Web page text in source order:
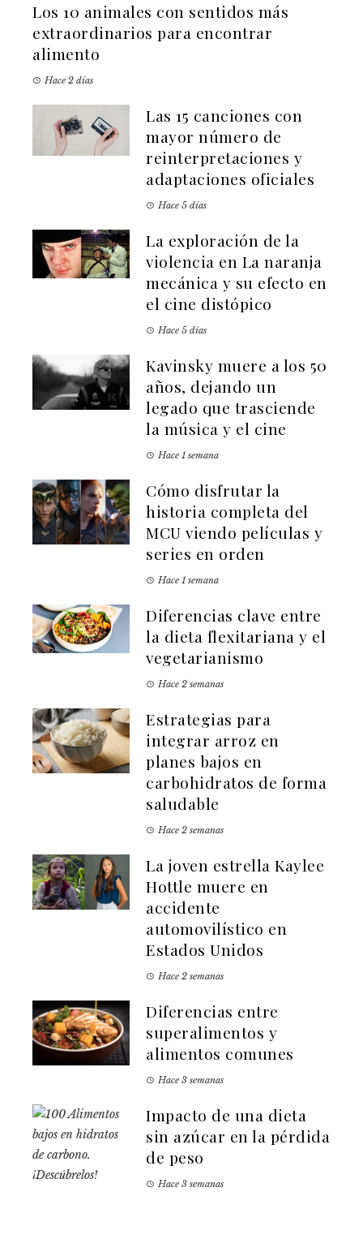
Los 10 animales con sentidos más
extraordinarios para encontrar
alimento
Hace 2 días
Las 15 canciones con
mayor número de
reinterpretaciones y
adaptaciones oficiales
Hace 5 días
La exploración de la
violencia en La naranja
mecánica y su efecto en
el cine distópico
Hace 5 días
Kavinsky muere a los 50
años, dejando un
legado que trasciende
la música y el cine
Hace 1 semana
Cómo disfrutar la
historia completa del
MCU viendo películas y
series en orden
Hace 1 semana
Diferencias clave entre
la dieta flexitariana y el
vegetarianismo
Hace 2 semanas
Estrategias para
integrar arroz en
planes bajos en
carbohidratos de forma
saludable
Hace 2 semanas
La joven estrella Kaylee
Hottle muere en
accidente
automovilístico en
Estados Unidos
Hace 2 semanas
Diferencias entre
superalimentos y
alimentos comunes
Hace 3 semanas
Impacto de una dieta
sin azúcar en la pérdida
de peso
Hace 3 semanas